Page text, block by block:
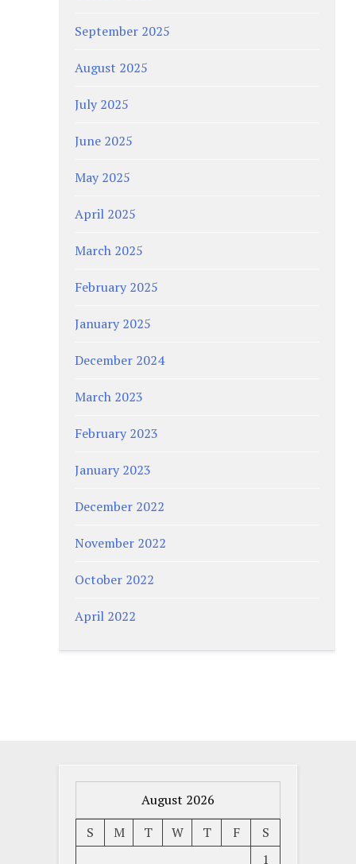
September 2025
August 2025
July 2025
June 2025
May 2025
April 2025
March 2025
February 2025
January 2025
December 2024
March 2023
February 2023
January 2023
December 2022
November 2022
October 2022
April 2022
August 2026
S
M T W T F
S
1